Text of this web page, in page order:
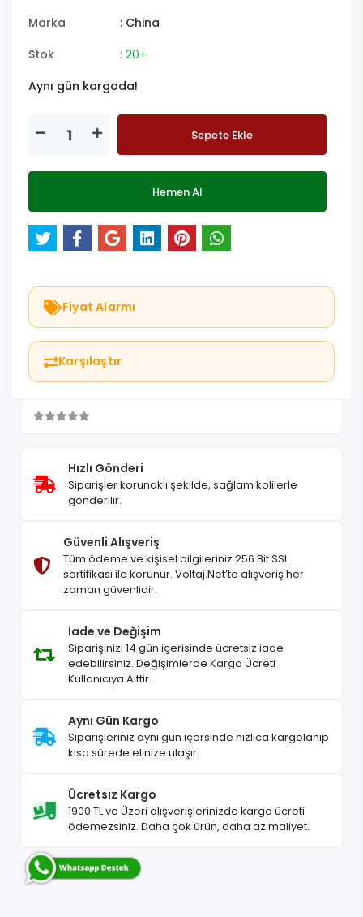
Marka
: China
Stok
: 20+
Aynı gün kargoda!
Sepete Ekle
Hemen Al
Fiyat Alarmı
Karşılaştır
Hızlı Gönderi
Siparişler korunaklı şekilde, sağlam kolilerle
gönderilir.
Güvenli Alışveriş
Tüm ödeme ve kişisel bilgileriniz 256 Bit SSL
sertifikası ile korunur. Voltaj.Net’te alışveriş her
zaman güvenlidir.
İade ve Değişim
Siparişinizi 14 gün içerisinde ücretsiz iade
edebilirsiniz. Değişimlerde Kargo Ücreti
Kullanıcıya Aittir.
Aynı Gün Kargo
Siparişleriniz aynı gün içersinde hızlıca kargolanıp
kısa sürede elinize ulaşır.
Ücretsiz Kargo
1900 TL ve Üzeri alışverişlerinizde kargo ücreti
ödemezsiniz. Daha çok ürün, daha az maliyet.